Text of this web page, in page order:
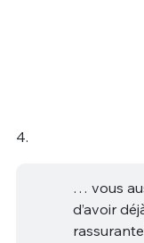
4.
… vous
d’avoir